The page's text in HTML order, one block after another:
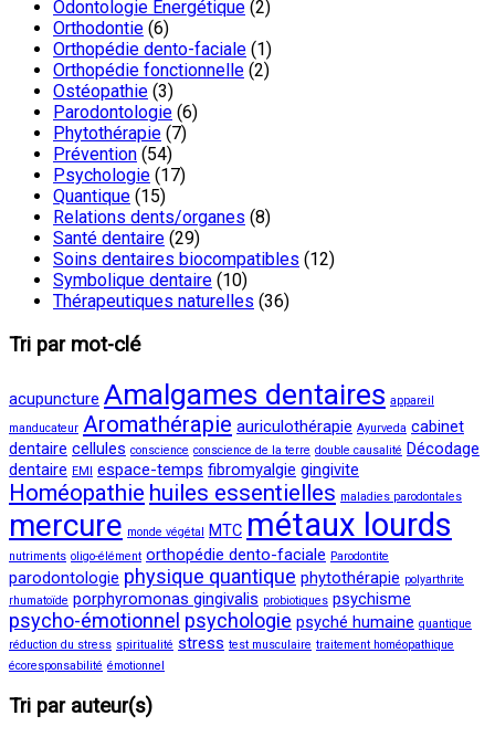
Odontologie Energétique (2)
Orthodontie (6)
Orthopédie dento-faciale (1)
Orthopédie fonctionnelle (2)
Ostéopathie (3)
Parodontologie (6)
Phytothérapie (7)
Prévention (54)
Psychologie (17)
Quantique (15)
Relations dents/organes (8)
Santé dentaire (29)
Soins dentaires biocompatibles (12)
Symbolique dentaire (10)
Thérapeutiques naturelles (36)
Tri par mot-clé
acupuncture Amalgames dentaires appareil
manducateur Aromathérapie auriculothérapie Ayurveda cabinet
dentaire cellules conscience conscience de la terre double causalité Décodage
dentaire EMI espace-temps fibromyalgie gingivite
Homéopathie huiles essentielles maladies parodontales
mercure monde végétal MTC métaux lourds
nutriments oligo-élément orthopédie dento-faciale Parodontite
parodontologie physique quantique phytothérapie polyarthrite
rhumatoïde porphyromonas gingivalis probiotiques psychisme
psycho-émotionnel psychologie psyché humaine quantique
réduction du stress spiritualité stress test musculaire traitement homéopathique
écoresponsabilité émotionnel
Tri par auteur(s)